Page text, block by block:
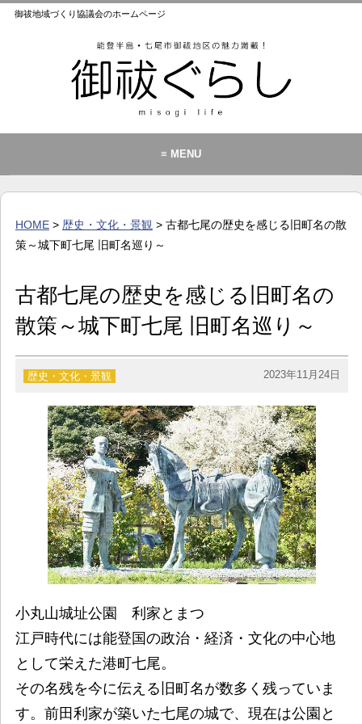
御祓地域づくり協議会のホームページ
≡ MENU
イベント・お知らせ
暮らし
歴史・文化・景観
HOME> 歴史・文化・景観 > 古都七尾の歴史を感じる旧町名の散
策～城下町七尾 旧町名巡り～
古都七尾の歴史を感じる旧町名の
散策～城下町七尾 旧町名巡り～
歴史・文化・景観 2023年11月24日
小丸山城址公園 利家とまつ
江戸時代には能登国の政治・経済・文化の中心地
として栄えた港町七尾。
その名残を今に伝える旧町名が数多く残っていま
す。前田利家が築いた七尾の城で、現在は公園と